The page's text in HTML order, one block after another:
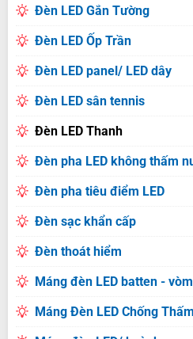
Đèn LED Gắn Tường
Đèn LED Ốp Trần
Đèn LED panel/ LED dây
Đèn LED sân tennis
Đèn LED Thanh
Đèn pha LED không thấm
Đèn pha tiêu điểm LED
Đèn sạc khẩn cấp
Đèn thoát hiểm
Máng đèn LED batten -
Máng Đèn LED Chống